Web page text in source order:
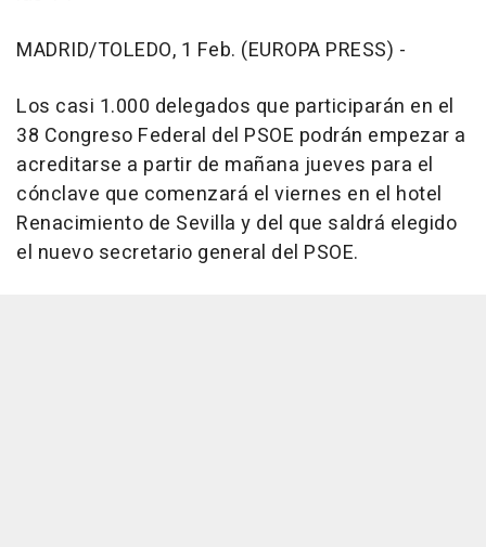
MADRID/TOLEDO, 1 Feb. (EUROPA PRESS) -
Los casi 1.000 delegados que participarán en el
38 Congreso Federal del PSOE podrán empezar a
acreditarse a partir de mañana jueves para el
cónclave que comenzará el viernes en el hotel
Renacimiento de Sevilla y del que saldrá elegido
el nuevo secretario general del PSOE.